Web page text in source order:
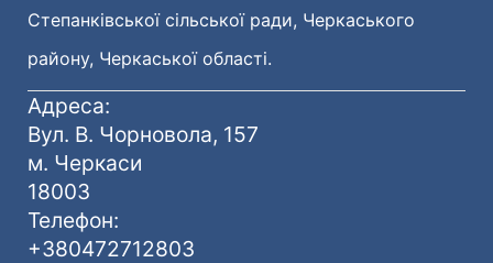
Степанківської сільської ради, Черкаського
району, Черкаської області.
Адреса:
Вул. В. Чорновола, 157
м. Черкаси
18003
Телефон:
+380472712803